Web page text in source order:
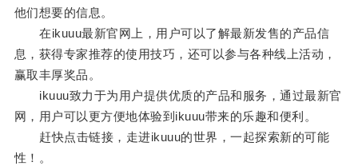
他们想要的信息。
在ikuuu最新官网上，用户可以了解最新发售的产品信
息，获得专家推荐的使用技巧，还可以参与各种线上活动，
赢取丰厚奖品。
ikuuu致力于为用户提供优质的产品和服务，通过最新官
网，用户可以更方便地体验到ikuuu带来的乐趣和便利。
赶快点击链接，走进ikuuu的世界，一起探索新的可能
性！。